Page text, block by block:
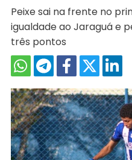
Peixe sai na frente no
igualdade ao Jaraguá e
três pontos